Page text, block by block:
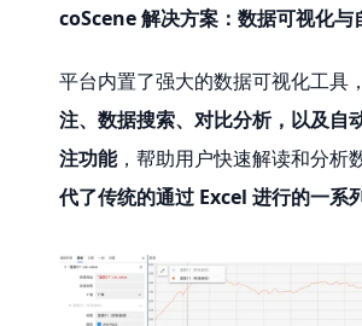
coScene 解决方案：数据可视化与
平台内置了强大的数据可视化工具，
注、数据搜索、对比分析，以及自
注功能，帮助用户快速解读和分析
代了传统的通过 Excel 进行的一系